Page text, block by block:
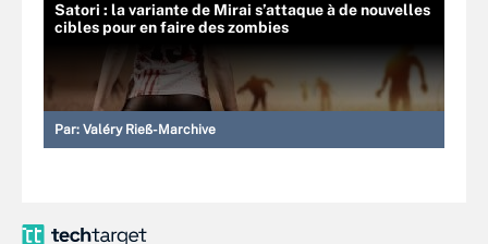
Satori : la variante de Mirai s’attaque à de nouvelles
cibles pour en faire des zombies
Par: Valéry Rieß-Marchive